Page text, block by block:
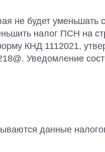
не будет
налог ПСН на
КНД 1112021,
Уведомление
данные